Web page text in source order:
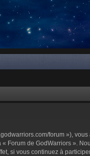
forum »),
Forum de GodWarriors ».
si vous continuez à